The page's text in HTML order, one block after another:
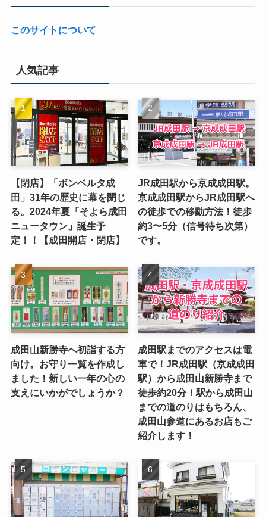
このサイトについて
人気記事
【閉店】「ボンベルタ成
田」31年の歴史に幕を閉じ
る。2024年夏「そよら成田
ニュータウン」誕生予
定！！【成田開店・閉店】
JR成田駅から京成成田駅。
京成成田駅からJR成田駅へ
の徒歩での移動方法！徒歩
約3〜5分（信号待ち次第）
です。
成田山新勝寺へ初詣する方
向け。お守り一覧を作成し
ました！新しい一年の心の
支えにいかがでしょうか？
成田駅までのアクセスは電
車で！JR成田駅（京成成田
駅）から成田山新勝寺まで
徒歩約20分！駅から成田山
までの道のりはもちろん、
成田山参道にあるお店もご
紹介します！